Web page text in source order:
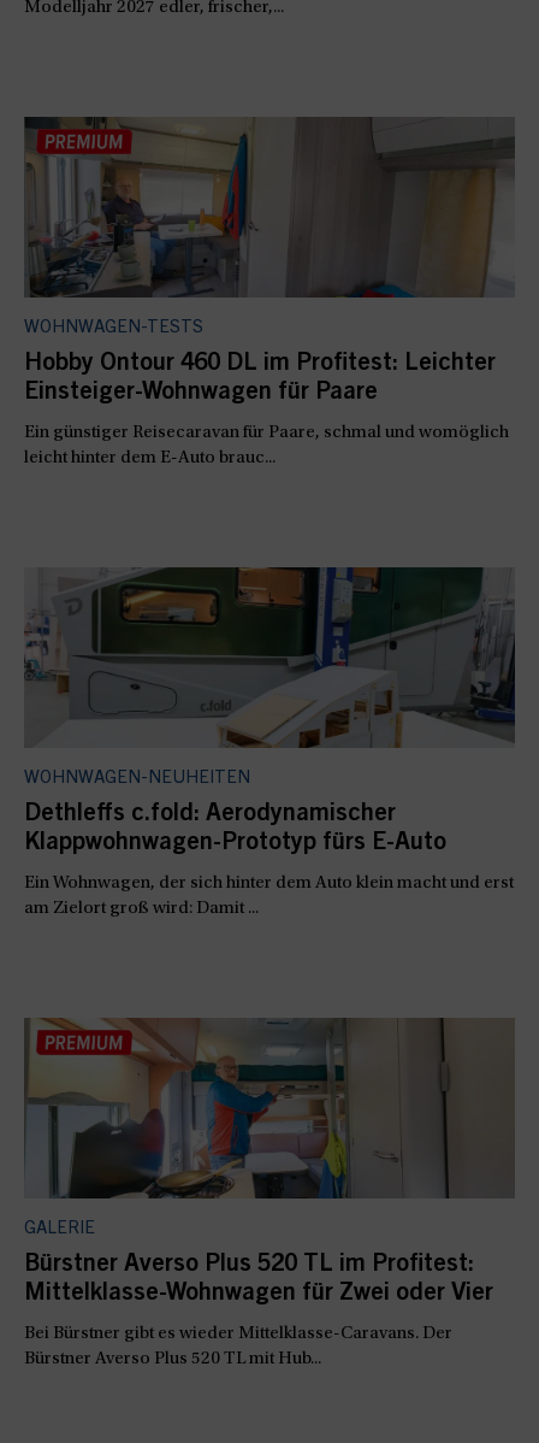
Modelljahr 2027 edler, frischer,...
WOHNWAGEN-TESTS
Hobby Ontour 460 DL im Profitest: Leichter
Einsteiger-Wohnwagen für Paare
Ein günstiger Reisecaravan für Paare, schmal und womöglich
leicht hinter dem E-Auto brauc...
WOHNWAGEN-NEUHEITEN
Dethleffs c.fold: Aerodynamischer
Klappwohnwagen-Prototyp fürs E-Auto
Ein Wohnwagen, der sich hinter dem Auto klein macht und erst
am Zielort groß wird: Damit ...
GALERIE
Bürstner Averso Plus 520 TL im Profitest:
Mittelklasse-Wohnwagen für Zwei oder Vier
Bei Bürstner gibt es wieder Mittelklasse-Caravans. Der
Bürstner Averso Plus 520 TL mit Hub...